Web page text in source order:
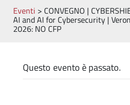
Eventi > CONVEGNO |
AI and AI for Cybersecurity |
2026: NO CFP
Questo evento è passato.